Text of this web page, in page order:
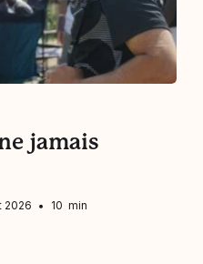
jamais
2026 10 min